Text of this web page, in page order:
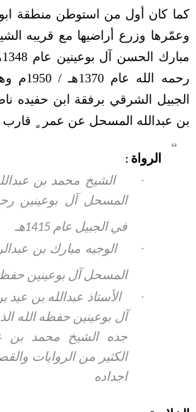
كما كان أول من استوطن منطقة ابو
وعمّرها وزرع أراضيها مع قريبه
رحمه
الجبيل الشرقي برفقة ابن
بن عبدالله المسحل عن عمر ٍ قارب 90
الرواة :
·
الشيخ محمد بن
المسحل آل بوعينين
في الجبيل عام 1415هـ
·
الوجيه مبارك بن
المسحل آل بوعينين
·
الأستاذ عبدالله بن
آل بوعينين حفظه الله
جده الشيخ محمد بن
الكثير من الروايات
اجداده